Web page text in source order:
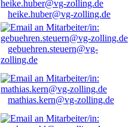
heike.huber@vg-zolling.de
gebuehren.steuern@vg-
zolling.de
mathias.kern@vg-zolling.de